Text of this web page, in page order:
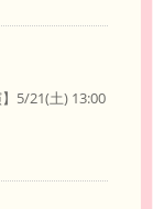
5/21(土) 13:00